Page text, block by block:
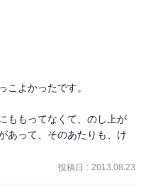
こよかったです。
ももってなくて、のし上が
あって、そのあたりも、け
投稿日 : 2013.08.23